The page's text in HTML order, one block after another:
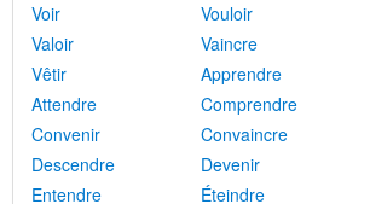
Voir
Vouloir
Valoir
Vaincre
Vêtir
Apprendre
Attendre
Comprendre
Convenir
Convaincre
Descendre
Devenir
Entendre
Éteindre